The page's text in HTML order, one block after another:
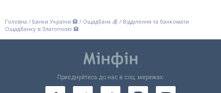
Головна / Банки України 🏦 / Ощадбанк 💰 / Відділення та банкомати
Ощадбанку в Златополю 🏦
Приєднуйтесь до нас в соц. мережах: